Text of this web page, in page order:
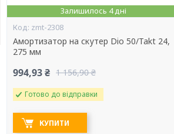
Залишилось 4 дні
zmt-2308
Амортизатор на скутер Dio 50/Takt 24,
275 мм
994,93 ₴ 1 156,90 ₴
Готово до відправки
КУПИТИ